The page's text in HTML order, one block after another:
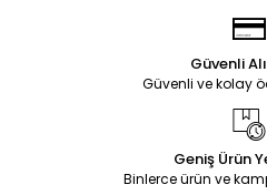
Güvenli
Güvenli ve kolay
Geniş Ürün
Binlerce ürün ve